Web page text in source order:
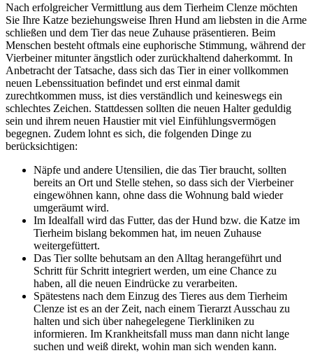
Nach erfolgreicher Vermittlung aus dem Tierheim Clenze möchten
Sie Ihre Katze beziehungsweise Ihren Hund am liebsten in die Arme
schließen und dem Tier das neue Zuhause präsentieren. Beim
Menschen besteht oftmals eine euphorische Stimmung, während der
Vierbeiner mitunter ängstlich oder zurückhaltend daherkommt. In
Anbetracht der Tatsache, dass sich das Tier in einer vollkommen
neuen Lebenssituation befindet und erst einmal damit
zurechtkommen muss, ist dies verständlich und keineswegs ein
schlechtes Zeichen. Stattdessen sollten die neuen Halter geduldig
sein und ihrem neuen Haustier mit viel Einfühlungsvermögen
begegnen. Zudem lohnt es sich, die folgenden Dinge zu
berücksichtigen:
Näpfe und andere Utensilien, die das Tier braucht, sollten
bereits an Ort und Stelle stehen, so dass sich der Vierbeiner
eingewöhnen kann, ohne dass die Wohnung bald wieder
umgeräumt wird.
Im Idealfall wird das Futter, das der Hund bzw. die Katze im
Tierheim bislang bekommen hat, im neuen Zuhause
weitergefüttert.
Das Tier sollte behutsam an den Alltag herangeführt und
Schritt für Schritt integriert werden, um eine Chance zu
haben, all die neuen Eindrücke zu verarbeiten.
Spätestens nach dem Einzug des Tieres aus dem Tierheim
Clenze ist es an der Zeit, nach einem Tierarzt Ausschau zu
halten und sich über nahegelegene Tierkliniken zu
informieren. Im Krankheitsfall muss man dann nicht lange
suchen und weiß direkt, wohin man sich wenden kann.